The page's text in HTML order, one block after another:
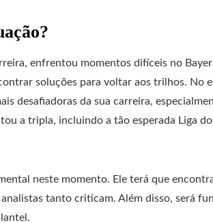
enfrentou momentos difíceis no
soluções para voltar aos trilhos. No
desafiadoras da sua carreira,
a tripla, incluindo a tão esperada Liga
neste momento. Ele terá que
tanto criticam. Além disso, será